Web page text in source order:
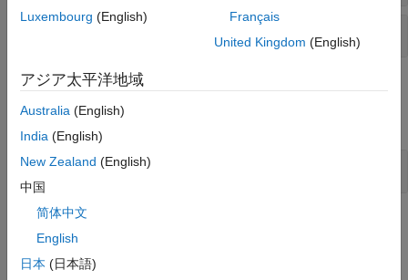
ツール
すべて展開する
ソルバー プロファイラー
モデル設定
すべて展開する
Luxembourg (English)
Français
United Kingdom (English)
アジア太平洋地域
Australia (English)
India (English)
New Zealand (English)
中国
简体中文
English
日本 (日本語)